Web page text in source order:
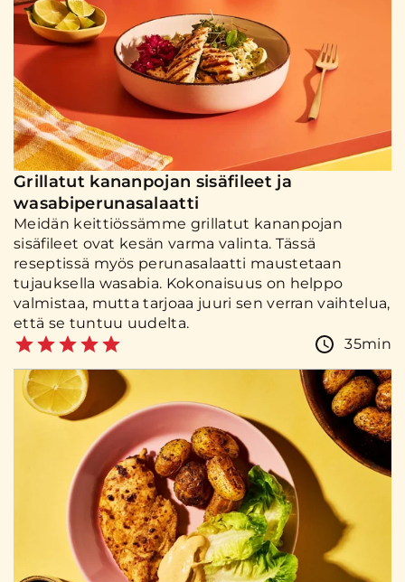
Grillatut kananpojan sisäfileet ja
wasabiperunasalaatti
Meidän keittiössämme grillatut kananpojan
sisäfileet ovat kesän varma valinta. Tässä
reseptissä myös perunasalaatti maustetaan
tujauksella wasabia. Kokonaisuus on helppo
valmistaa, mutta tarjoaa juuri sen verran vaihtelua,
että se tuntuu uudelta.
35min